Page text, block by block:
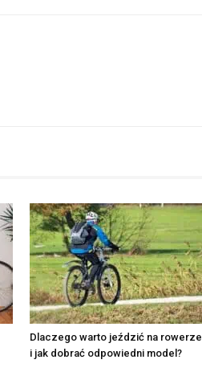
Dlaczego warto jeździć na rowerze
i jak dobrać odpowiedni model?